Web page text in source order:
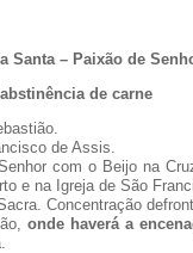
Santa – Paixão de
de carne
de Assis.
com o Beijo na
e na Igreja de São
Concentração
onde haverá a